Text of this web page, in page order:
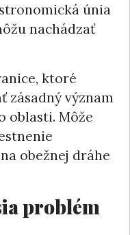
únia
nachádzať
ktoré
zásadný význam
oblasti. Môže
obežnej dráhe
problém